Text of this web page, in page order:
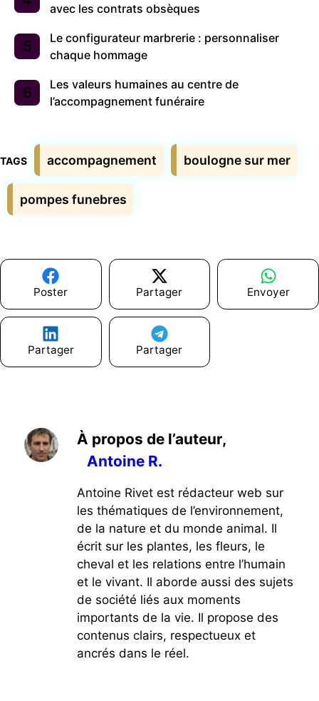
avec les contrats obsèques
Le configurateur marbrerie : personnaliser
chaque hommage
Les valeurs humaines au centre de
l’accompagnement funéraire
Étiquettes
accompagnement boulogne sur mer
pompes funebres
Poster Partager Envoyer
Partager Partager
À propos de l’auteur,
Antoine R.
Antoine Rivet est rédacteur web sur
les thématiques de l’environnement,
de la nature et du monde animal. Il
écrit sur les plantes, les fleurs, le
cheval et les relations entre l’humain
et le vivant. Il aborde aussi des sujets
de société liés aux moments
importants de la vie. Il propose des
contenus clairs, respectueux et
ancrés dans le réel.